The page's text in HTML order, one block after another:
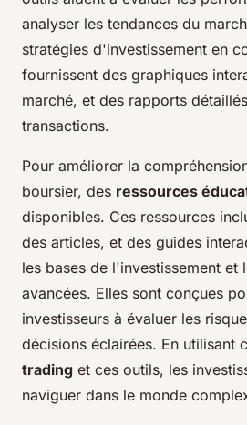
analyser les tendances du
stratégies d'investissement en
fournissent des graphiques
marché, et des rapports
transactions.
Pour améliorer la
boursier, des ressources
disponibles. Ces ressources
des articles, et des guides
les bases de l'investissement et
avancées. Elles sont conçues
investisseurs à évaluer les
décisions éclairées. En utilisant
trading et ces outils, les
naviguer dans le monde